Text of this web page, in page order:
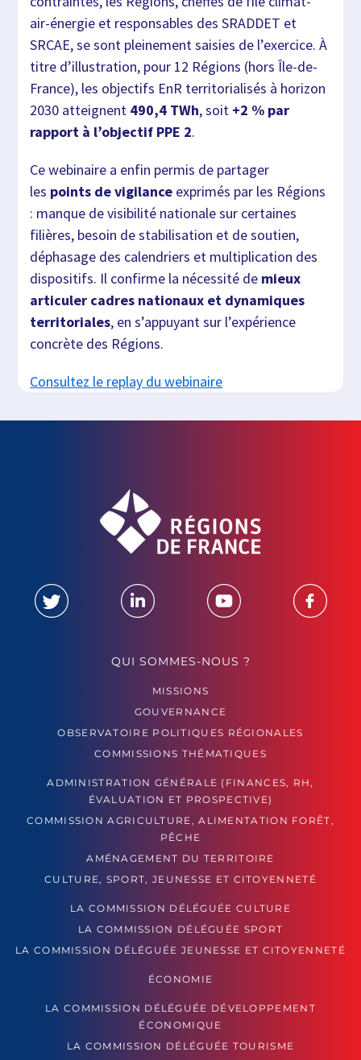
air-énergie et responsables des SRADDET et
SRCAE, se sont pleinement saisies de l’exercice. À
titre d’illustration, pour 12 Régions (hors Île-de-
France), les objectifs EnR territorialisés à horizon
2030 atteignent 490,4 TWh, soit +2 % par
rapport à l’objectif PPE 2.
Ce webinaire a enfin permis de partager
les points de vigilance exprimés par les Régions
: manque de visibilité nationale sur certaines
filières, besoin de stabilisation et de soutien,
déphasage des calendriers et multiplication des
dispositifs. Il confirme la nécessité de mieux
articuler cadres nationaux et dynamiques
territoriales, en s’appuyant sur l’expérience
concrète des Régions.
Consultez le replay du webinaire
QUI SOMMES-NOUS ?
MISSIONS
GOUVERNANCE
OBSERVATOIRE POLITIQUES RÉGIONALES
COMMISSIONS THÉMATIQUES
ADMINISTRATION GÉNÉRALE (FINANCES, RH,
ÉVALUATION ET PROSPECTIVE)
COMMISSION AGRICULTURE, ALIMENTATION FORÊT,
PÊCHE
AMÉNAGEMENT DU TERRITOIRE
CULTURE, SPORT, JEUNESSE ET CITOYENNETÉ
LA COMMISSION DÉLÉGUÉE CULTURE
LA COMMISSION DÉLÉGUÉE SPORT
LA COMMISSION DÉLÉGUÉE JEUNESSE ET CITOYENNETÉ
ÉCONOMIE
LA COMMISSION DÉLÉGUÉE DÉVELOPPEMENT
ÉCONOMIQUE
LA COMMISSION DÉLÉGUÉE TOURISME